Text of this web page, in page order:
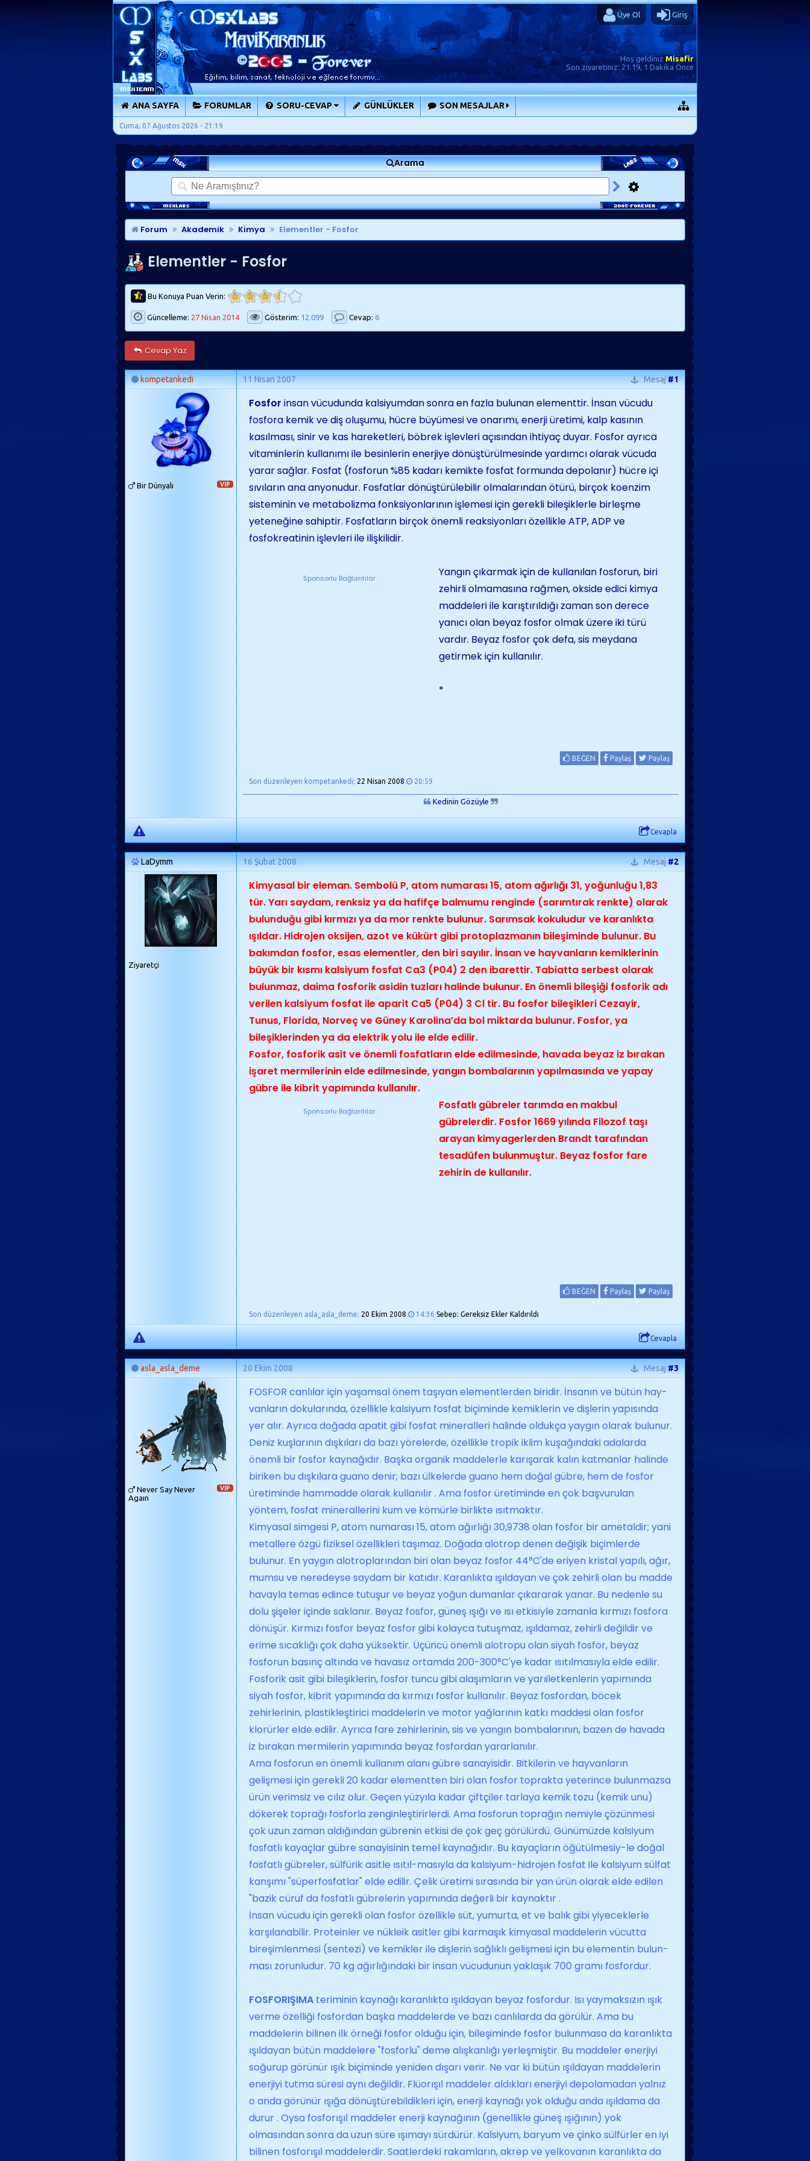
Üye Ol Giriş
Hoş geldiniz Misafir
Son ziyaretiniz:21:19, 1 Dakika Önce
ANA SAYFA FORUMLAR SORU-CEVAP GÜNLÜKLER SON MESAJLAR
Cuma, 07 Ağustos 2026 - 21:19
Arama
Forum Akademik Kimya Elementler - Fosfor
Elementler - Fosfor
Bu Konuya Puan Verin:
Güncelleme: 27 Nisan 2014 Gösterim: 12.099 Cevap: 6
Cevap Yaz
kompetankedi 11 Nisan 2007 Mesaj#1
VIP
Bir Dünyalı
Fosfor insan vücudunda kalsiyumdan sonra en fazla bulunan elementtir. İnsan vücudu
fosfora kemik ve diş oluşumu, hücre büyümesi ve onarımı, enerji üretimi, kalp kasının
kasılması, sinir ve kas hareketleri, böbrek işlevleri açısından ihtiyaç duyar. Fosfor ayrıca
vitaminlerin kullanımı ile besinlerin enerjiye dönüştürülmesinde yardımcı olarak vücuda
yarar sağlar. Fosfat (fosforun %85 kadarı kemikte fosfat formunda depolanır) hücre içi
sıvıların ana anyonudur. Fosfatlar dönüştürülebilir olmalarından ötürü, birçok koenzim
sisteminin ve metabolizma fonksiyonlarının işlemesi için gerekli bileşiklerle birleşme
yeteneğine sahiptir. Fosfatların birçok önemli reaksiyonları özellikle ATP, ADP ve
fosfokreatinin işlevleri ile ilişkilidir.
Sponsorlu Bağlantılar
Yangın çıkarmak için de kullanılan fosforun, biri
zehirli olmamasına rağmen, okside edici kimya
maddeleri ile karıştırıldığı zaman son derece
yanıcı olan beyaz fosfor olmak üzere iki türü
vardır. Beyaz fosfor çok defa, sis meydana
getirmek için kullanılır.
*
BEĞEN Paylaş Paylaş
Son düzenleyen kompetankedi; 22 Nisan 2008 20:59
Kedinin Gözüyle
Cevapla
LaDymm 16 Şubat 2008 Mesaj#2
Ziyaretçi
Kimyasal bir eleman. Sembolü P, atom numarası 15, atom ağırlığı 31, yoğunluğu 1,83
tür. Yarı saydam, renksiz ya da hafifçe balmumu renginde (sarımtırak renkte) olarak
bulunduğu gibi kırmızı ya da mor renkte bulunur. Sarımsak kokuludur ve karanlıkta
ışıldar. Hidrojen oksijen, azot ve kükürt gibi protoplazmanın bileşiminde bulunur. Bu
bakımdan fosfor, esas elementler, den biri sayılır. İnsan ve hayvanların kemiklerinin
büyük bir kısmı kalsiyum fosfat Ca3 (P04) 2 den ibarettir. Tabiatta serbest olarak
bulunmaz, daima fosforik asidin tuzları halinde bulunur. En önemli bileşiği fosforik adı
verilen kalsiyum fosfat ile aparit Ca5 (P04) 3 Cl tir. Bu fosfor bileşikleri Cezayir,
Tunus, Florida, Norveç ve Güney Karolina’da bol miktarda bulunur. Fosfor, ya
bileşiklerinden ya da elektrik yolu ile elde edilir.
Fosfor, fosforik asit ve önemli fosfatların elde edilmesinde, havada beyaz iz bırakan
işaret mermilerinin elde edilmesinde, yangın bombalarının yapılmasında ve yapay
gübre ile kibrit yapımında kullanılır.
Sponsorlu Bağlantılar
Fosfatlı gübreler tarımda en makbul
gübrelerdir. Fosfor 1669 yılında Filozof taşı
arayan kimyagerlerden Brandt tarafından
tesadüfen bulunmuştur. Beyaz fosfor fare
zehirin de kullanılır.
BEĞEN Paylaş Paylaş
Son düzenleyen asla_asla_deme; 20 Ekim 2008 14:36 Sebep: Gereksiz Ekler Kaldırıldı
Cevapla
asla_asla_deme 20 Ekim 2008 Mesaj#3
VIP
Never Say Never
Agaın
FOSFOR canlılar için yaşamsal önem taşıyan elementlerden biridir. İnsanın ve bütün hay­
vanların dokularında, özellikle kalsiyum fos­fat biçiminde kemiklerin ve dişlerin yapısında
yer alır. Ayrıca doğada apatit gibi fosfat mineralleri halinde oldukça yaygın olarak bulunur.
Deniz kuşlarının dışkıları da bazı yörelerde, özellikle tropik iklim kuşağındaki adalarda
önemli bir fosfor kaynağıdır. Başka organik maddelerle karışarak kalın katmanlar halinde
biriken bu dışkılara guano denir; bazı ülkelerde guano hem doğal gübre, hem de fosfor
üretiminde hammadde olarak kullanılır . Ama fosfor üretiminde en çok başvurulan
yöntem, fosfat minerallerini kum ve kömürle birlikte ısıtmaktır.
Kimyasal simgesi P, atom numarası 15, atom ağırlığı 30,9738 olan fosfor bir ametal­dir; yani
metallere özgü fiziksel özellikleri taşımaz. Doğada alotrop denen değişik biçim­lerde
bulunur. En yaygın alotroplarından biri olan beyaz fosfor 44°C'de eriyen kristal yapılı, ağır,
mumsu ve neredeyse saydam bir katıdır. Karanlıkta ışıldayan ve çok zehirli olan bu madde
havayla temas edince tutuşur ve beyaz yoğun dumanlar çıkararak yanar. Bu nedenle su
dolu şişeler içinde saklanır. Beyaz fosfor, güneş ışığı ve ısı etkisiyle zamanla kırmızı fosfora
dönüşür. Kırmızı fosfor beyaz fosfor gibi kolayca tutuşmaz, ışıldamaz, zehirli de­ğildir ve
erime sıcaklığı çok daha yüksektir. Üçüncü önemli alotropu olan siyah fosfor, beyaz
fosforun basınç altında ve havasız ortamda 200-300°C'ye kadar ısıtılmasıyla elde edilir.
Fosforik asit gibi bileşiklerin, fosfor tuncu gibi alaşımların ve yarıiletkenlerin yapı­mında
siyah fosfor, kibrit yapımında da kırmı­zı fosfor kullanılır. Beyaz fosfordan, böcek
zehirlerinin, plastikleştirici maddelerin ve motor yağlarının katkı maddesi olan fosfor
klorürler elde edilir. Ayrıca fare zehirlerinin, sis ve yangın bombalarının, bazen de havada
iz bırakan mermilerin yapımında beyaz fos­fordan yararlanılır.
Ama fosforun en önemli kullanım alanı gübre sanayisidir. Bitkilerin ve hayvanların
gelişmesi için gerekli 20 kadar elementten biri olan fosfor toprakta yeterince bulunmazsa
ürün verimsiz ve cılız olur. Geçen yüzyıla kadar çiftçiler tarlaya kemik tozu (kemik unu)
dökerek toprağı fosforla zenginleştirir­lerdi. Ama fosforun toprağın nemiyle çözün­mesi
çok uzun zaman aldığından gübrenin etkisi de çok geç görülürdü. Günümüzde kalsiyum
fosfatlı kayaçlar gübre sanayisinin temel kaynağıdır. Bu kayaçların öğütülmesiy-le doğal
fosfatlı gübreler, sülfürik asitle ısıtıl-masıyla da kalsiyum-hidrojen fosfat ile kalsi­yum sülfat
kanşımı "süperfosfatlar" elde edilir. Çelik üretimi sırasında bir yan ürün olarak elde edilen
"bazik cüruf da fosfatlı gübrele­rin yapımında değerli bir kaynaktır .
İnsan vücudu için gerekli olan fosfor özel­likle süt, yumurta, et ve balık gibi yiyecekler­le
karşılanabilir. Proteinler ve nükleik asitler gibi karmaşık kimyasal maddelerin vücutta
bireşimlenmesi (sentezi) ve kemikler ile dişle­rin sağlıklı gelişmesi için bu elementin bulun­
ması zorunludur. 70 kg ağırlığındaki bir insan vücudunun yaklaşık 700 gramı fosfordur.
FOSFORIŞIMA teriminin kaynağı karanlıkta ışıldayan beyaz fosfordur. Isı yaymaksızın ışık
verme özelliği fosfordan başka maddelerde ve bazı canlılarda da görü­lür. Ama bu
maddelerin bilinen ilk örneği fosfor olduğu için, bileşiminde fosfor bulun­masa da karanlıkta
ışıldayan bütün maddelere "fosforlu" deme alışkanlığı yerleşmiştir. Bu maddeler enerjiyi
soğurup görünür ışık biçi­minde yeniden dışarı verir. Ne var ki bütün ışıldayan maddelerin
enerjiyi tutma süresi aynı değildir. Flüorışıl maddeler aldıkları enerjiyi depolamadan yalnız
o anda görünür ışığa dönüştürebildikleri için, enerji kaynağı yok olduğu anda ışıldama da
durur . Oysa fosforışıl maddeler enerji kaynağının (genellikle güneş ışığının) yok
olmasından sonra da uzun süre ışımayı sürdü­rür. Kalsiyum, baryum ve çinko sülfürler en iyi
bilinen fosforışıl maddelerdir. Saatlerdeki rakamların, akrep ve yelkovanın karanlıkta da